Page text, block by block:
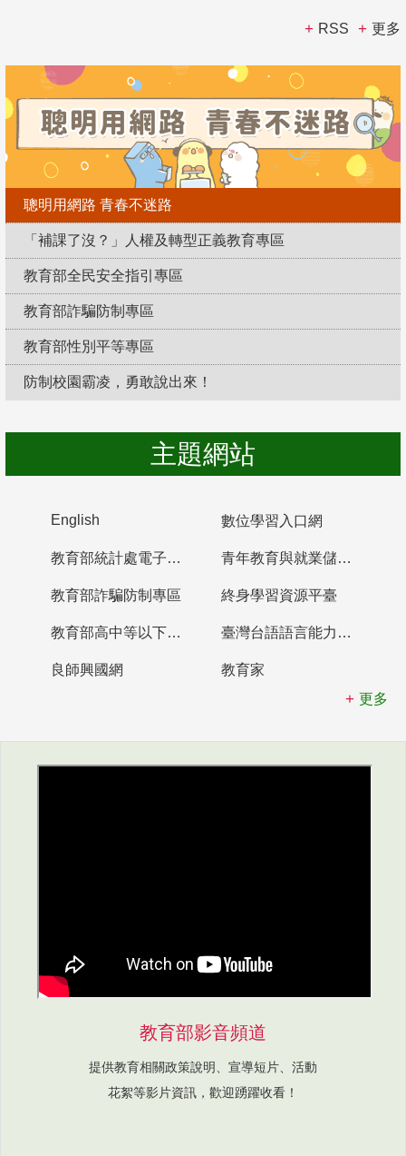
RSS 更多
聰明用網路 青春不迷路
「補課了沒？」人權及轉型正義教育專區
教育部全民安全指引專區
教育部詐騙防制專區
教育部性別平等專區
防制校園霸凌，勇敢說出來！
主題網站
English 數位學習入口網
教育部統計處電子書櫃 青年教育與就業儲蓄帳戶
教育部詐騙防制專區 終身學習資源平臺
教育部高中等以下學校及幼兒園教師資格檢定考試 臺灣台語語言能力認證網站
良師興國網
教育家
更多
教育部影音頻道
提供教育相關政策說明、宣導短片、活動
花絮等影片資訊，歡迎踴躍收看！